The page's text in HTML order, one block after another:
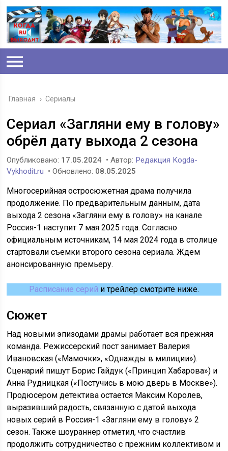
Главная › Сериалы
Сериал «Загляни ему в голову»
обрёл дату выхода 2 сезона
Опубликовано: 17.05.2024 • Автор: Редакция Kogda-
Vykhodit.ru • Обновлено: 08.05.2025
Многосерийная остросюжетная драма получила
продолжение. По предварительным данным, дата
выхода 2 сезона «Загляни ему в голову» на канале
Россия-1 наступит 7 мая 2025 года. Согласно
официальным источникам, 14 мая 2024 года в столице
стартовали съемки второго сезона сериала. Ждем
анонсированную премьеру.
Расписание серий и трейлер смотрите ниже.
Сюжет
Над новыми эпизодами драмы работает вся прежняя
команда. Режиссерский пост занимает Валерия
Ивановская («Мамочки», «Однажды в милиции»).
Сценарий пишут Борис Гайдук («Принцип Хабарова») и
Анна Рудницкая («Постучись в мою дверь в Москве»).
Продюсером детектива остается Максим Королев,
выразивший радость, связанную с датой выхода
новых серий в Россия-1 «Загляни ему в голову» 2
сезон. Также шоураннер отметил, что счастлив
продолжить сотрудничество с прежним коллективом и